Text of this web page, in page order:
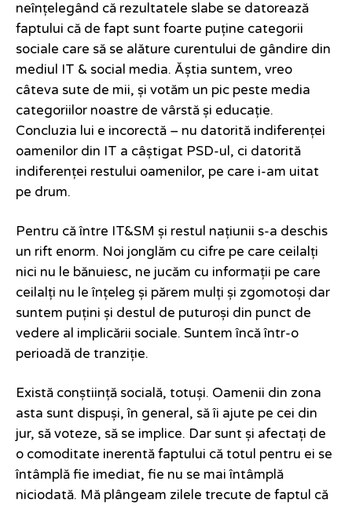
neînțelegând că rezultatele slabe se datorează
faptului că de fapt sunt foarte puține categorii
sociale care să se alăture curentului de gândire din
mediul IT & social media. Ăștia suntem, vreo
câteva sute de mii, și votăm un pic peste media
categoriilor noastre de vârstă și educație.
Concluzia lui e incorectă – nu datorită indiferenței
oamenilor din IT a câștigat PSD-ul, ci datorită
indiferenței restului oamenilor, pe care i-am uitat
pe drum.
Pentru că între IT&SM și restul națiunii s-a deschis
un rift enorm. Noi jonglăm cu cifre pe care ceilalți
nici nu le bănuiesc, ne jucăm cu informații pe care
ceilalți nu le înțeleg și părem mulți și zgomotoși dar
suntem puțini și destul de puturoși din punct de
vedere al implicării sociale. Suntem încă într-o
perioadă de tranziție.
Există conștiință socială, totuși. Oamenii din zona
asta sunt dispuși, în general, să îi ajute pe cei din
jur, să voteze, să se implice. Dar sunt și afectați de
o comoditate inerentă faptului că totul pentru ei se
întâmplă fie imediat, fie nu se mai întâmplă
niciodată. Mă plângeam zilele trecute de faptul că